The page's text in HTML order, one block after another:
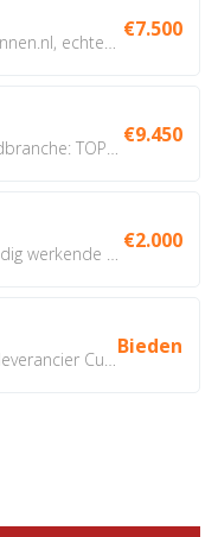
€7.500
€9.450
€2.000
Bieden